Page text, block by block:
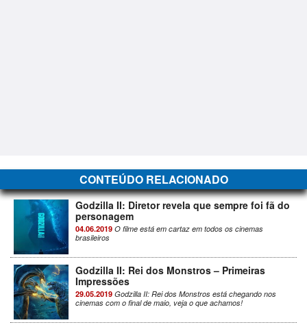
CONTEÚDO RELACIONADO
Godzilla II: Diretor revela que sempre foi fã do
personagem
04.06.2019 O filme está em cartaz em todos os cinemas
brasileiros
Godzilla II: Rei dos Monstros – Primeiras
Impressões
29.05.2019 Godzilla II: Rei dos Monstros está chegando nos
cinemas com o final de maio, veja o que achamos!